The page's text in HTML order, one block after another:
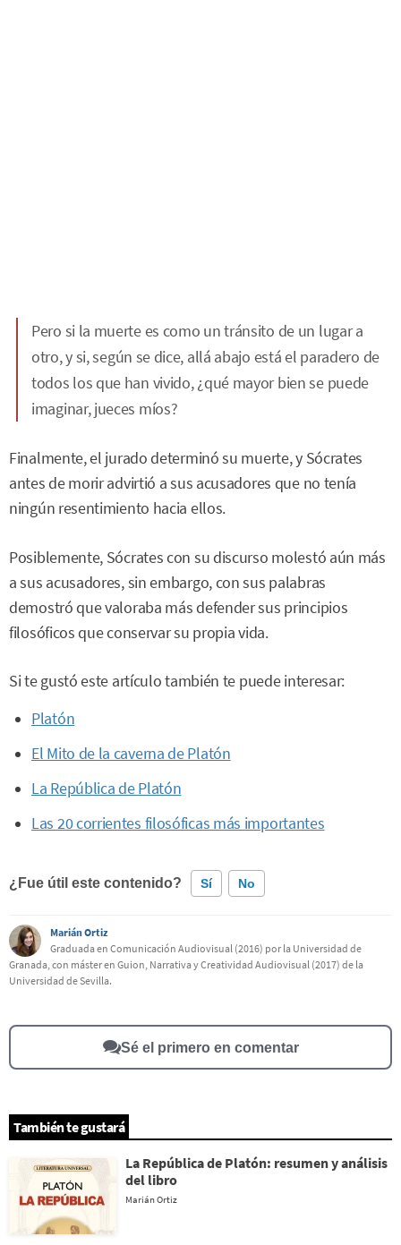
Pero si la muerte es como un tránsito de un lugar a
otro, y si, según se dice, allá abajo está el paradero de
todos los que han vivido, ¿qué mayor bien se puede
imaginar, jueces míos?
Finalmente, el jurado determinó su muerte, y Sócrates
antes de morir advirtió a sus acusadores que no tenía
ningún resentimiento hacia ellos.
Posiblemente, Sócrates con su discurso molestó aún más
a sus acusadores, sin embargo, con sus palabras
demostró que valoraba más defender sus principios
filosóficos que conservar su propia vida.
Si te gustó este artículo también te puede interesar:
Platón
El Mito de la caverna de Platón
La República de Platón
Las 20 corrientes filosóficas más importantes
¿Fue útil este contenido? Sí No
Este contenido contiene información incorrecta
Este contenido no tiene la información que busco
Marián Ortiz
Graduada en Comunicación Audiovisual (2016) por la Universidad de
Granada, con máster en Guion, Narrativa y Creatividad Audiovisual (2017) de la
Universidad de Sevilla.
Sé el primero en comentar
También te gustará
La República de Platón: resumen y análisis
del libro
Marián Ortiz